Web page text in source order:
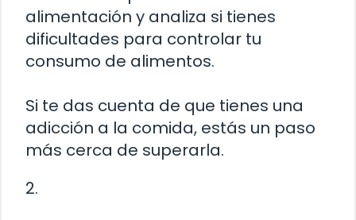
alimentación y analiza si tienes
dificultades para controlar tu
consumo de alimentos.
Si te das cuenta de que tienes una
adicción a la comida, estás un paso
más cerca de superarla.
2.